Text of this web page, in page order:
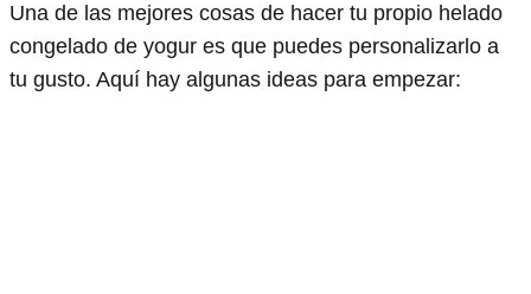
Una de las mejores cosas de hacer tu propio helado
congelado de yogur es que puedes personalizarlo a
tu gusto. Aquí hay algunas ideas para empezar: